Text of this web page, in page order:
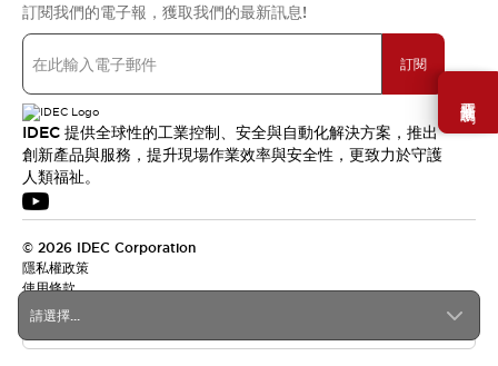
需要幫助嗎？
請選擇...
訂閱我們的電子報，獲取我們的最新訊息!
訂閱
IDEC 提供全球性的工業控制、安全與自動化解決方案，推出
創新產品與服務，提升現場作業效率與安全性，更致力於守護
人類福祉。
© 2026 IDEC Corporation
隱私權政策
使用條款
台灣